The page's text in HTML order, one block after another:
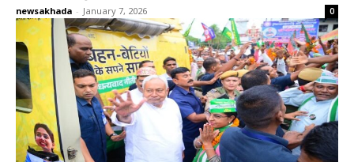
newsakhada - January 7, 2026 0